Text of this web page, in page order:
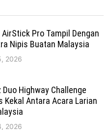
Pro Tampil Dengan
Nipis Buatan Malaysia
2026
Duo Highway Challenge
Kekal Antara Acara Larian
2026